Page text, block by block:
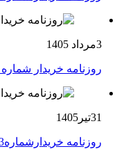
3مرداد 1405
روزنامه خریدار شماره 2194
31تیر1405
روزنامه خریدارشماره2193